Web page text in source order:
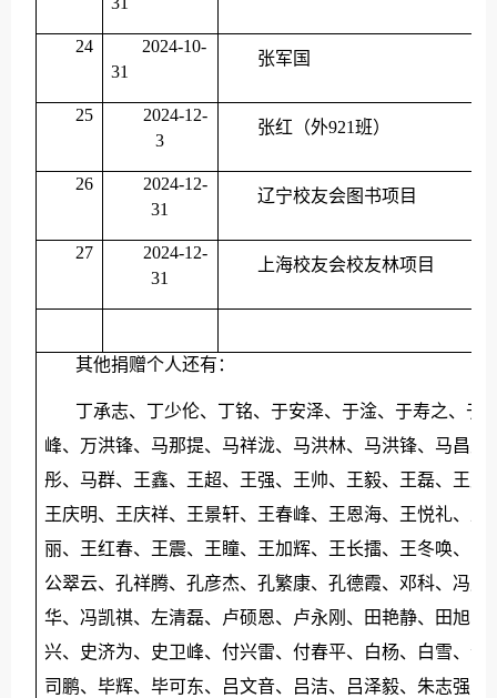
24
2024-10-
31
张军国
25
2024-12-
3
张红（外921班）
26
2024-12-
31
辽宁校友会图书项目
27
2024-12-
31
上海校友会校友林项目
其他捐赠个人还有：
丁承志、丁少伦、丁铭、于安泽、于淦、于寿之、于
峰、万洪锋、马那提、马祥泷、马洪林、马洪锋、马昌魁
彤、马群、王鑫、王超、王强、王帅、王毅、王磊、王晨
王庆明、王庆祥、王景轩、王春峰、王恩海、王悦礼、王
丽、王红春、王震、王瞳、王加辉、王长擂、王冬唤、韦
公翠云、孔祥腾、孔彦杰、孔繁康、孔德霞、邓科、冯贻
华、冯凯祺、左清磊、卢硕恩、卢永刚、田艳静、田旭、
兴、史济为、史卫峰、付兴雷、付春平、白杨、白雪、包
司鹏、毕辉、毕可东、吕文音、吕洁、吕泽毅、朱志强、